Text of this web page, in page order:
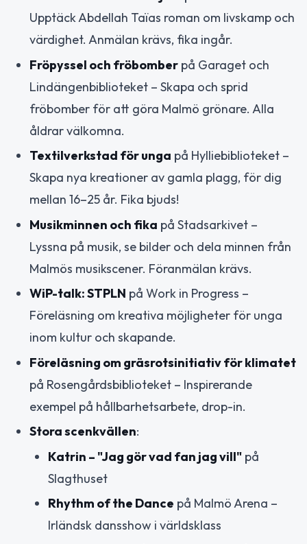
Upptäck Abdellah Taïas roman om livskamp och
värdighet. Anmälan krävs, fika ingår.
Fröpyssel och fröbomber på Garaget och
Lindängenbiblioteket – Skapa och sprid
fröbomber för att göra Malmö grönare. Alla
åldrar välkomna.
Textilverkstad för unga på Hylliebiblioteket –
Skapa nya kreationer av gamla plagg, för dig
mellan 16–25 år. Fika bjuds!
Musikminnen och fika på Stadsarkivet –
Lyssna på musik, se bilder och dela minnen från
Malmös musikscener. Föranmälan krävs.
WiP-talk: STPLN på Work in Progress –
Föreläsning om kreativa möjligheter för unga
inom kultur och skapande.
Föreläsning om gräsrotsinitiativ för klimatet
på Rosengårdsbiblioteket – Inspirerande
exempel på hållbarhetsarbete, drop-in.
Stora scenkvällen:
Katrin – "Jag gör vad fan jag vill" på
Slagthuset
Rhythm of the Dance på Malmö Arena –
Irländsk dansshow i världsklass